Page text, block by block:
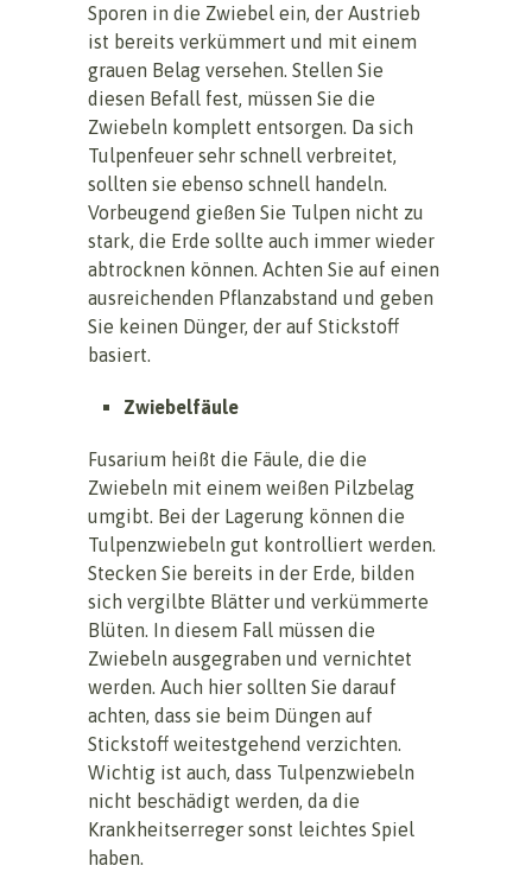
Sporen in die Zwiebel ein, der Austrieb
ist bereits verkümmert und mit einem
grauen Belag versehen. Stellen Sie
diesen Befall fest, müssen Sie die
Zwiebeln komplett entsorgen. Da sich
Tulpenfeuer sehr schnell verbreitet,
sollten sie ebenso schnell handeln.
Vorbeugend gießen Sie Tulpen nicht zu
stark, die Erde sollte auch immer wieder
abtrocknen können. Achten Sie auf einen
ausreichenden Pflanzabstand und geben
Sie keinen Dünger, der auf Stickstoff
basiert.
Zwiebelfäule
Fusarium heißt die Fäule, die die
Zwiebeln mit einem weißen Pilzbelag
umgibt. Bei der Lagerung können die
Tulpenzwiebeln gut kontrolliert werden.
Stecken Sie bereits in der Erde, bilden
sich vergilbte Blätter und verkümmerte
Blüten. In diesem Fall müssen die
Zwiebeln ausgegraben und vernichtet
werden. Auch hier sollten Sie darauf
achten, dass sie beim Düngen auf
Stickstoff weitestgehend verzichten.
Wichtig ist auch, dass Tulpenzwiebeln
nicht beschädigt werden, da die
Krankheitserreger sonst leichtes Spiel
haben.